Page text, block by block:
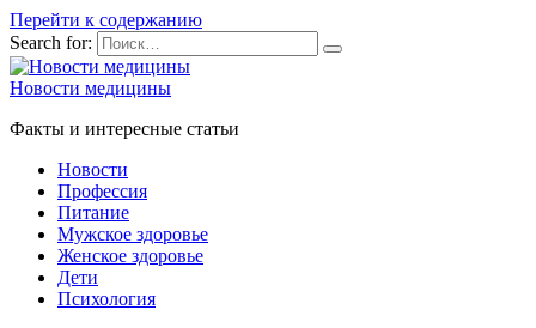
Перейти к содержанию
Search for:
Новости медицины
Факты и интересные статьи
Новости
Профессия
Питание
Мужское здоровье
Женское здоровье
Дети
Психология